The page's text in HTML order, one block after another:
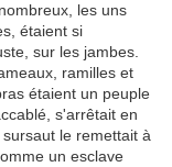
les uns
étaient si
sur les jambes.
ramilles et
étaient un peuple
s'arrêtait en
le remettait à
un esclave